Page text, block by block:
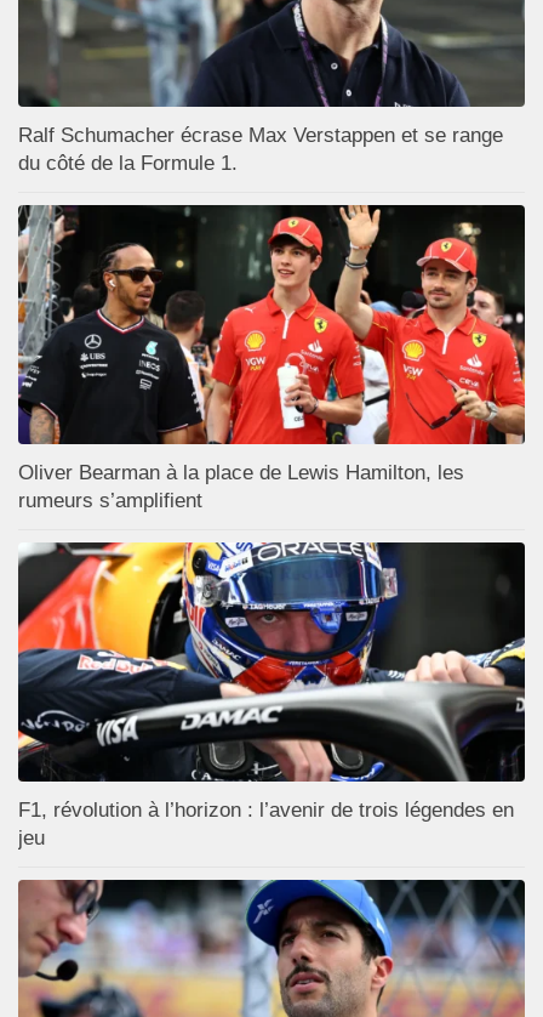
Ralf Schumacher écrase Max Verstappen et se range
du côté de la Formule 1.
Oliver Bearman à la place de Lewis Hamilton, les
rumeurs s’amplifient
F1, révolution à l’horizon : l’avenir de trois légendes en
jeu